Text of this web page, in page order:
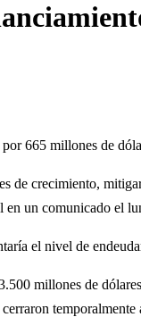
665 millones de
crecimiento,
un comunicado el
el nivel de
millones de